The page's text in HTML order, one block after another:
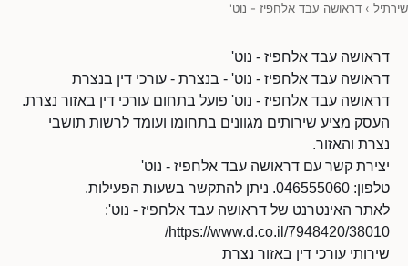
שירתיל › דראושה עבד אלחפיז - נוט'
דראושה עבד אלחפיז - נוט'
דראושה עבד אלחפיז - נוט' - בנצרת - עורכי דין בנצרת
דראושה עבד אלחפיז - נוט' פועל בתחום עורכי דין באזור נצרת.
העסק מציע שירותים מגוונים בתחומו ועומד לרשות תושבי
נצרת והאזור.
יצירת קשר עם דראושה עבד אלחפיז - נוט'
טלפון: 046555060. ניתן להתקשר בשעות הפעילות.
לאתר האינטרנט של דראושה עבד אלחפיז - נוט':
https://www.d.co.il/7948420/38010/
שירותי עורכי דין באזור נצרת